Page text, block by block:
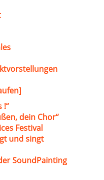
!“
dein Chor“
Festival
und singt
SoundPainting